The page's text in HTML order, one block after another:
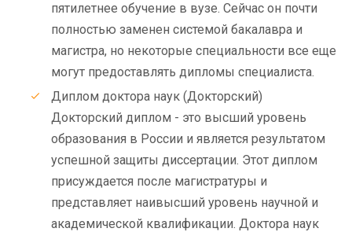
пятилетнее обучение в вузе. Сейчас он почти
полностью заменен системой бакалавра и
магистра, но некоторые специальности все еще
могут предоставлять дипломы специалиста.
Диплом доктора наук (Докторский)
Докторский диплом - это высший уровень
образования в России и является результатом
успешной защиты диссертации. Этот диплом
присуждается после магистратуры и
представляет наивысший уровень научной и
академической квалификации. Доктора наук